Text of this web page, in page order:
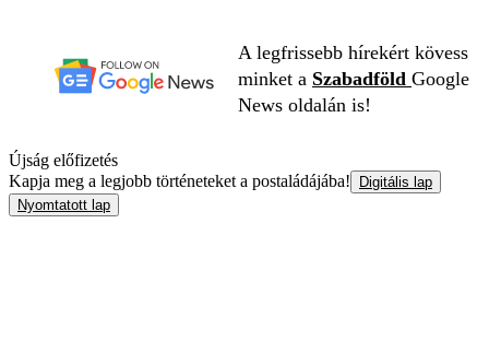
A legfrissebb hírekért kövess
minket a Szabadföld Google
News oldalán is!
Újság előfizetés
Kapja meg a legjobb történeteket a postaládájába!
Digitális lap
Nyomtatott lap